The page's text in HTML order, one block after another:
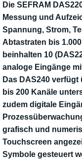
Die SEFRAM
Messung und
Spannung, Strom,
Abtastraten bis
beinhalten 10
analoge Eingänge
Das DAS240
bis 200 Kanäle
zudem digitale
grafisch und
Touchscreen
Symbole gesteuert